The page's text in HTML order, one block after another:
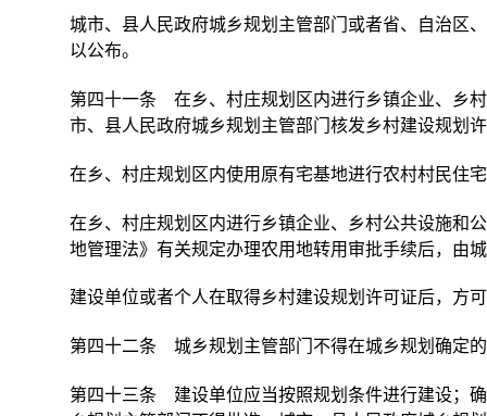
城市、县人民政府城乡规划主管部门或者省、自治区
以公布。
第四十一条 在乡、村庄规划区内进行乡镇企业、乡
市、县人民政府城乡规划主管部门核发乡村建设规划
在乡、村庄规划区内使用原有宅基地进行农村村民住
在乡、村庄规划区内进行乡镇企业、乡村公共设施和
地管理法》有关规定办理农用地转用审批手续后，由
建设单位或者个人在取得乡村建设规划许可证后，方
第四十二条 城乡规划主管部门不得在城乡规划确定
第四十三条 建设单位应当按照规划条件进行建设；